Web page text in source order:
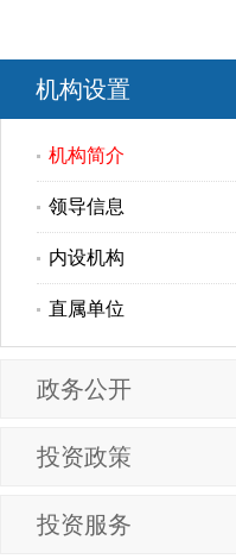
机构设置
机构简介
领导信息
内设机构
直属单位
政务公开
投资政策
投资服务